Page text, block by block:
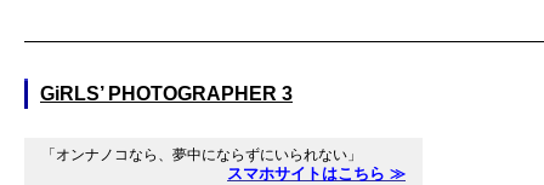
GiRLS’ PHOTOGRAPHER 3
「オンナノコなら、夢中にならずにいられない」
スマホサイトはこちら ≫